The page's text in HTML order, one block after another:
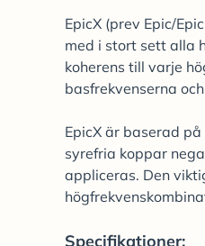
EpicX (prev Epic/
med i stort sett alla
koherens till varje
basfrekvenserna
EpicX är baserad
syrefria koppar
appliceras. Den
Specifikationer: